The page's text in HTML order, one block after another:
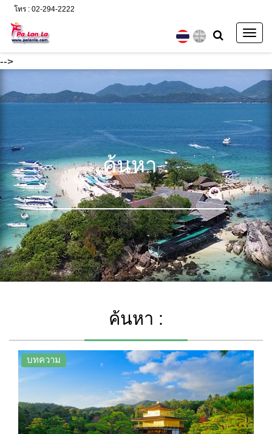
-->
โทร : 02-294-2222
ค้นหา :
ค้นหา :
บทความ